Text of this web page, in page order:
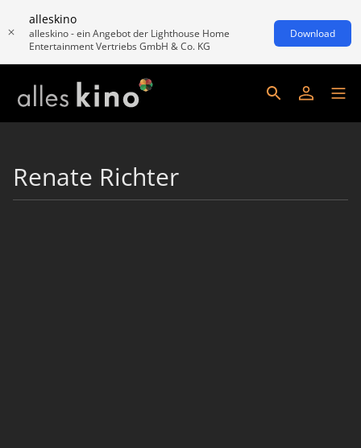
alleskino
alleskino - ein Angebot der Lighthouse Home
Entertainment Vertriebs GmbH & Co. KG
Download
Renate Richter